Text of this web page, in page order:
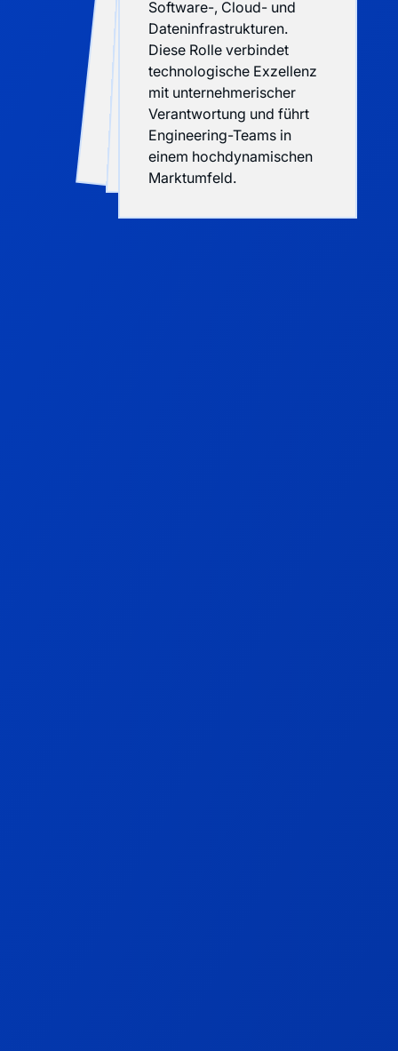
Software-, Cloud- und
Dateninfrastrukturen.
Diese Rolle verbindet
technologische Exzellenz
mit unternehmerischer
Verantwortung und führt
Engineering-Teams in
einem hochdynamischen
Marktumfeld.
Produkte.
Transformationskompetenz.
digitaler Geschäftsm
im
touristischen Kontext.